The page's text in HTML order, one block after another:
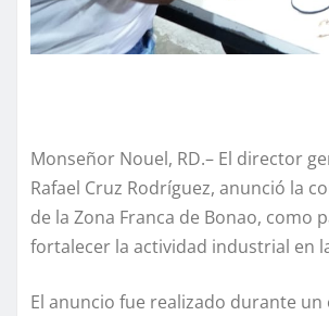
Monseñor Nouel, RD.– El director
Rafael Cruz Rodríguez, anunció la
de la Zona Franca de Bonao,
fortalecer la actividad industrial en
El anuncio fue realizado durante